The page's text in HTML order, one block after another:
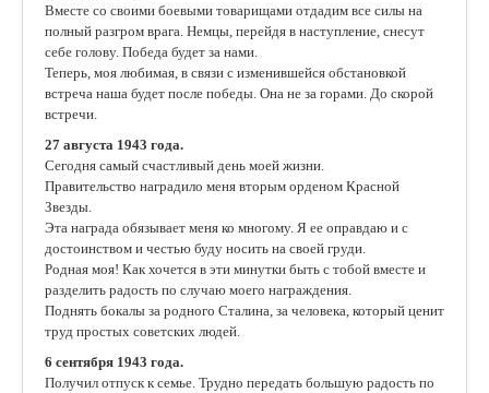
Вместе со своими боевыми товарищами отдадим все силы на
полный разгром врага. Немцы, перейдя в наступление, снесут
себе голову. Победа будет за нами.
Теперь, моя любимая, в связи с изменившейся обстановкой
встреча наша будет после победы. Она не за горами. До скорой
встречи.
27 августа 1943 года.
Сегодня самый счастливый день моей жизни.
Правительство наградило меня вторым орденом Красной
Звезды.
Эта награда обязывает меня ко многому. Я ее оправдаю и с
достоинством и честью буду носить на своей груди.
Родная моя! Как хочется в эти минутки быть с тобой вместе и
разделить радость по случаю моего награждения.
Поднять бокалы за родного Сталина, за человека, который ценит
труд простых советских людей.
6 сентября 1943 года.
Получил отпуск к семье. Трудно передать большую радость по